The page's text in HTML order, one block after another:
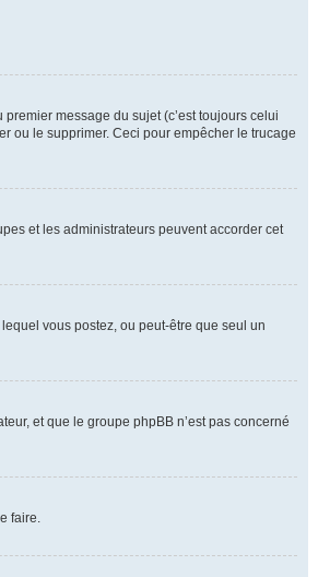
premier message du sujet (c’est toujours celui
ou le supprimer. Ceci pour empêcher le trucage
et les administrateurs peuvent accorder cet
vous postez, ou peut-être que seul un
et que le groupe phpBB n’est pas concerné
faire.